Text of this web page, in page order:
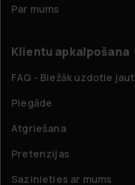
Par mums
Klientu apkalpošana
FAQ - Biežāk uzdotie
Piegāde
Atgriešana
Pretenzijas
Sazinieties ar mums